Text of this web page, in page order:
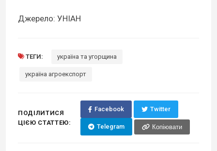
Джерело: УНІАН
ТЕГИ: україна та угорщина
україна агроекспорт
ПОДІЛИТИСЯ
ЦІЄЮ СТАТТЕЮ:
Facebook Twitter
Telegram Копіювати